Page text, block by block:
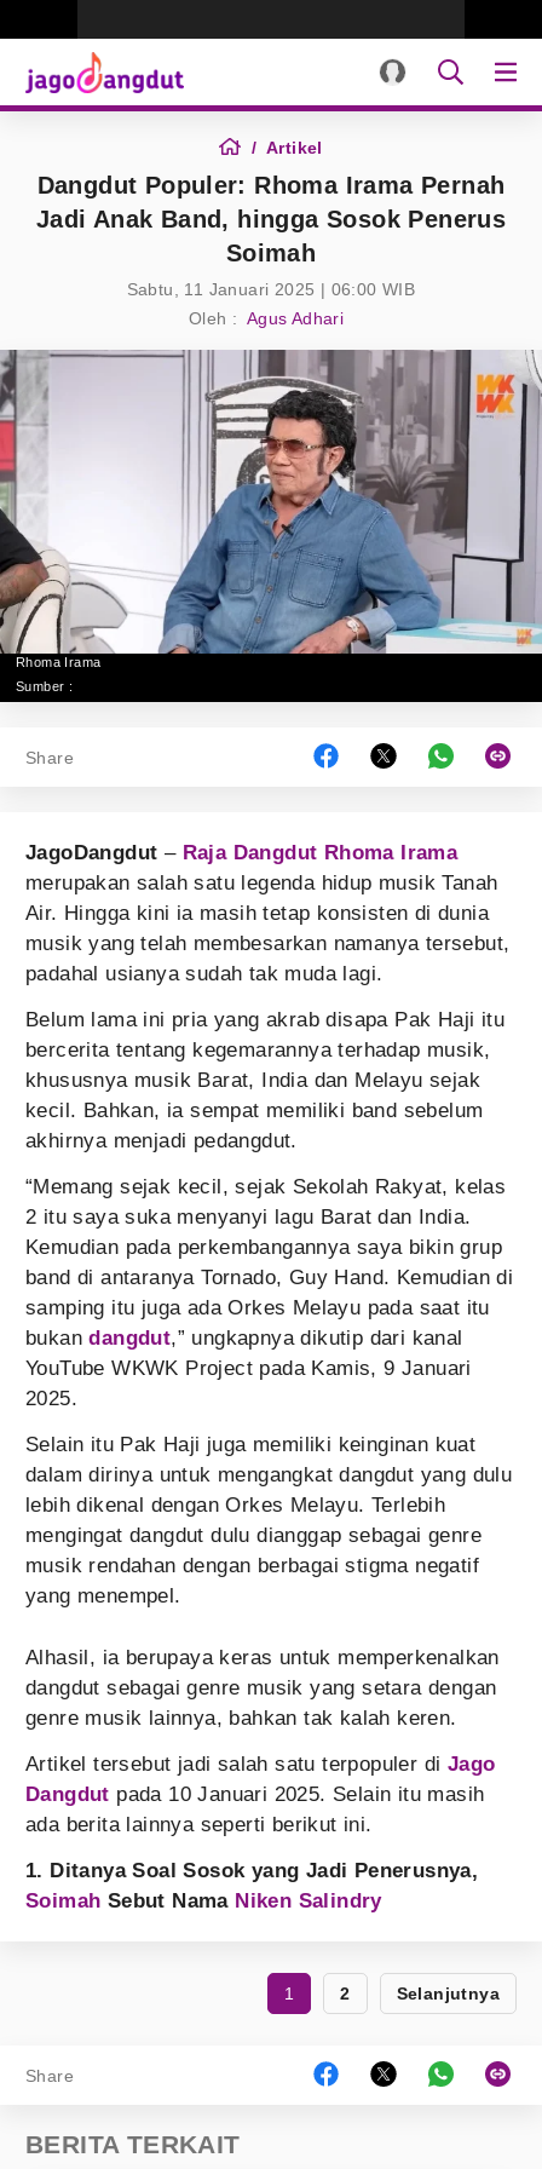
Artikel
Dangdut Populer: Rhoma Irama Pernah
Jadi Anak Band, hingga Sosok Penerus
Soimah
Sabtu, 11 Januari 2025 | 06:00 WIB
Oleh : Agus Adhari
Rhoma Irama
Sumber :
Share
JagoDangdut – Raja Dangdut Rhoma Irama
merupakan salah satu legenda hidup musik Tanah
Air. Hingga kini ia masih tetap konsisten di dunia
musik yang telah membesarkan namanya tersebut,
padahal usianya sudah tak muda lagi.
Belum lama ini pria yang akrab disapa Pak Haji itu
bercerita tentang kegemarannya terhadap musik,
khususnya musik Barat, India dan Melayu sejak
kecil. Bahkan, ia sempat memiliki band sebelum
akhirnya menjadi pedangdut.
“Memang sejak kecil, sejak Sekolah Rakyat, kelas
2 itu saya suka menyanyi lagu Barat dan India.
Kemudian pada perkembangannya saya bikin grup
band di antaranya Tornado, Guy Hand. Kemudian di
samping itu juga ada Orkes Melayu pada saat itu
bukandangdut,” ungkapnya dikutip dari kanal
YouTube WKWK Project pada Kamis, 9 Januari
2025.
Selain itu Pak Haji juga memiliki keinginan kuat
dalam dirinya untuk mengangkat dangdut yang dulu
lebih dikenal dengan Orkes Melayu. Terlebih
mengingat dangdut dulu dianggap sebagai genre
musik rendahan dengan berbagai stigma negatif
yang menempel.
Alhasil, ia berupaya keras untuk memperkenalkan
dangdut sebagai genre musik yang setara dengan
genre musik lainnya, bahkan tak kalah keren.
Artikel tersebut jadi salah satu terpopuler di Jago
Dangdut pada 10 Januari 2025. Selain itu masih
ada berita lainnya seperti berikut ini.
1. Ditanya Soal Sosok yang Jadi Penerusnya,
Soimah Sebut Nama Niken Salindry
1 2 Selanjutnya
Share
BERITA TERKAIT